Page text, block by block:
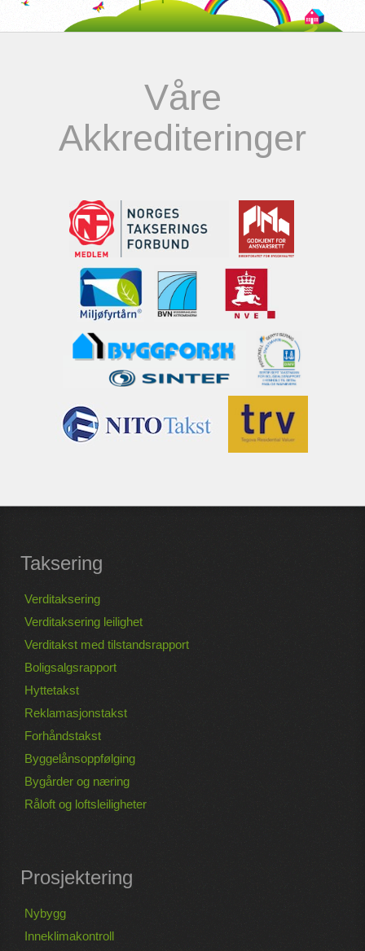
Våre
Akkrediteringer
Taksering
Verditaksering
Verditaksering leilighet
Verditakst med tilstandsrapport
Boligsalgsrapport
Hyttetakst
Reklamasjonstakst
Forhåndstakst
Byggelånsoppfølging
Bygårder og næring
Råloft og loftsleiligheter
Prosjektering
Nybygg
Inneklimakontroll